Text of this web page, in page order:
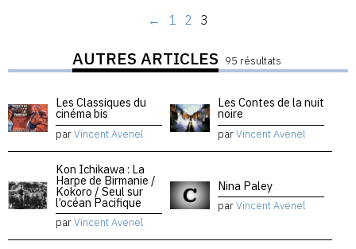
← 1 2 3
AUTRES ARTICLES 95 résultats
Les Classiques du
cinéma bis
parVincent Avenel
Les Contes de la nuit
noire
parVincent Avenel
Kon Ichikawa : La
Harpe de Birmanie /
Kokoro / Seul sur
l’océan Pacifique
parVincent Avenel
Nina Paley
parVincent Avenel